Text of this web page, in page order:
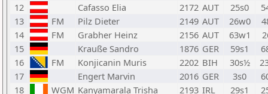
12
Cafasso Elia 2172 AUT 25s0
13
FM Pilz Dieter 2149 AUT 26w0
14
FM Grabher Heinz 2156 AUT 63w1
15
Krauße Sandro 1876 GER 59s1
16
FM Konjicanin Muris 2202 BIH 30s½
17
Engert Marvin 2016 GER 3s0
18
WGM Kanyamarala Trisha 2193 IRL 29s1